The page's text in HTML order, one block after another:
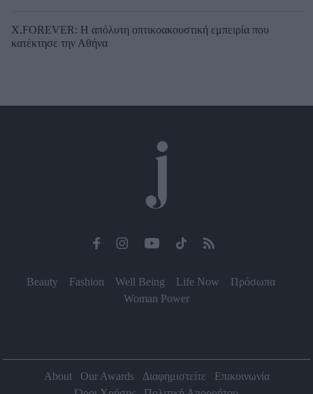
X.FOREVER: Η απόλυτη οπτικοακουστική εμπειρία που
κατέκτησε την Αθήνα
Beauty Fashion Well Being Life Now
Πρόσωπα
Woman Power
About Our Awards Διαφημιστείτε
Επικοινωνία